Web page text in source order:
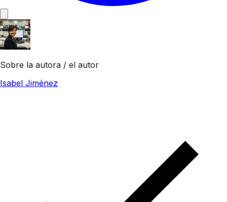
Sobre la autora / el autor
Isabel Jiménez